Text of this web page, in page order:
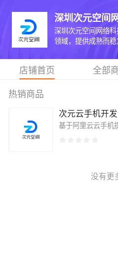
深圳次元空间
深圳次元空间网络
领域，提供成熟而稳
店铺首页 全部
热销商品
次元云手机开
没有更